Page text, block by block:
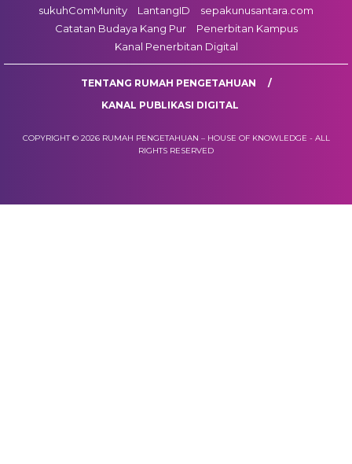
sukuhComMunity
LantangID
sepakunusantara.com
Catatan Budaya Kang Pur
Penerbitan Kampus
Kanal Penerbitan Digital
TENTANG RUMAH PENGETAHUAN
KANAL PUBLIKASI DIGITAL
COPYRIGHT © 2026 RUMAH PENGETAHUAN – HOUSE OF KNOWLEDGE - ALL
RIGHTS RESERVED